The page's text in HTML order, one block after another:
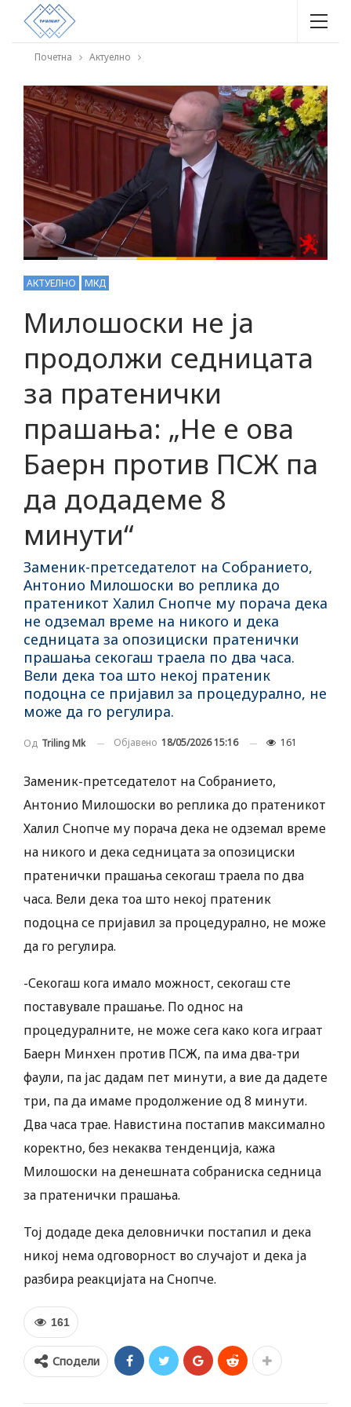
Почетна Актуелно
АКТУЕЛНО МКД
Милошоски не ја
продолжи седницата
за пратенички
прашања: „Не е ова
Баерн против ПСЖ па
да додадеме 8
минути“
Заменик-претседателот на Собранието,
Антонио Милошоски во реплика до
пратеникот Халил Снопче му порача дека
не одземал време на никого и дека
седницата за опозициски пратенички
прашања секогаш траела по два часа.
Вели дека тоа што некој пратеник
подоцна се пријавил за процедурално, не
може да го регулира.
Од Triling Mk Објавено 18/05/2026 15:16 161
Заменик-претседателот на Собранието,
Антонио Милошоски во реплика до пратеникот
Халил Снопче му порача дека не одземал време
на никого и дека седницата за опозициски
пратенички прашања секогаш траела по два
часа. Вели дека тоа што некој пратеник
подоцна се пријавил за процедурално, не може
да го регулира.
-Секогаш кога имало можност, секогаш сте
поставувале прашање. По однос на
процедуралните, не може сега како кога играат
Баерн Минхен против ПСЖ, па има два-три
фаули, па јас дадам пет минути, а вие да дадете
три, па да имаме продолжение од 8 минути.
Два часа трае. Навистина постапив максимално
коректно, без некаква тенденција, кажа
Милошоски на денешната собраниска седница
за пратенички прашања.
Тој додаде дека деловнички постапил и дека
никој нема одговорност во случајот и дека ја
разбира реакцијата на Снопче.
161
Сподели